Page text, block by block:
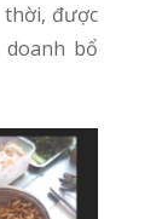
được
bổ